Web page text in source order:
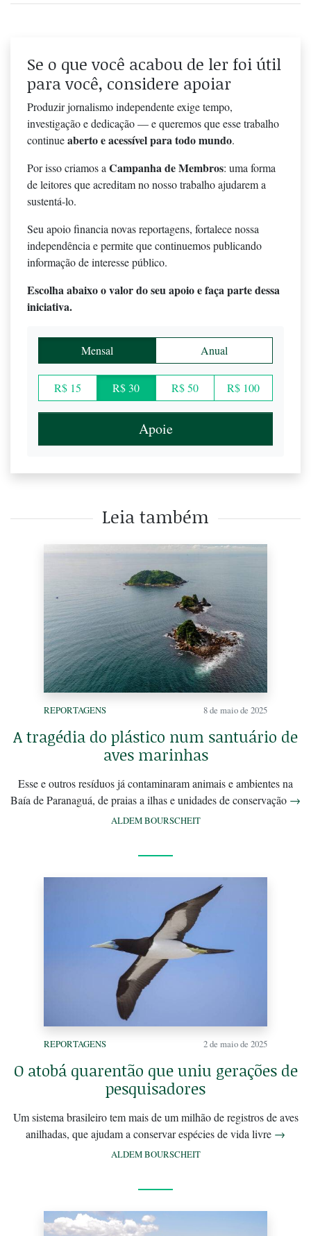
Se o que você acabou de ler foi útil
para você, considere apoiar
Produzir jornalismo independente exige tempo,
investigação e dedicação — e queremos que esse trabalho
continueaberto e acessível para todo mundo.
Por isso criamos a Campanha de Membros: uma forma
de leitores que acreditam no nosso trabalho ajudarem a
sustentá-lo.
Seu apoio financia novas reportagens, fortalece nossa
independência e permite que continuemos publicando
informação de interesse público.
Escolha abaixo o valor do seu apoio e faça parte dessa
iniciativa.
Mensal Anual
R$ 15 R$ 30 R$ 50 R$ 100
Apoie
Leia também
REPORTAGENS 8 de maio de 2025
A tragédia do plástico num santuário de
aves marinhas
Esse e outros resíduos já contaminaram animais e ambientes na
Baía de Paranaguá, de praias a ilhas e unidades de conservação →
ALDEM BOURSCHEIT
REPORTAGENS 2 de maio de 2025
O atobá quarentão que uniu gerações de
pesquisadores
Um sistema brasileiro tem mais de um milhão de registros de aves
anilhadas, que ajudam a conservar espécies de vida livre →
ALDEM BOURSCHEIT